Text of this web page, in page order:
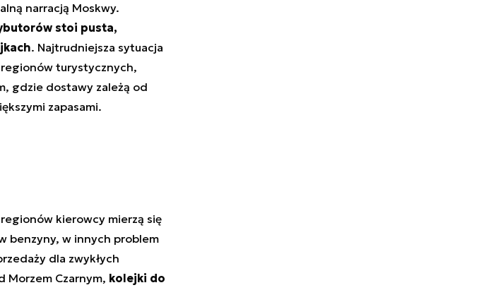
narracją Moskwy.
stoi pusta,
. Najtrudniejsza sytuacja
regionów turystycznych,
gdzie dostawy zależą od
zapasami.
kierowcy mierzą się
benzyny, w innych problem
dla zwykłych
Morzem Czarnym, kolejki do